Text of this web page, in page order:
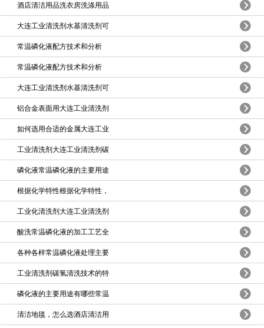
酒店清洁用品洗衣房洗涤用品
大连工业清洗剂水基清洗剂可
常温磷化液配方技术和分析
常温磷化液配方技术和分析
大连工业清洗剂水基清洗剂可
铝合金表面用大连工业清洗剂
如何选用合适的金属大连工业
工业清洗剂大连工业清洗剂碳
磷化液常温磷化液的主要用途
根据化学特性根据化学特性，
工业化清洗剂大连工业清洗剂
酸洗常温磷化液的加工工艺全
各种各样常温磷化液处理主要
工业清洗剂碳氢清洗技术的特
磷化液的主要用途有哪些常温
清洁地毯，怎么选酒店清洁用